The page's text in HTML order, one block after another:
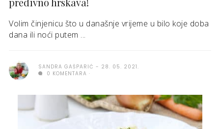
Volim činjenicu što u današnje vrijeme u bilo koje doba
dana ili noći putem ...
SANDRA GAŠPARIĆ
28. 05. 2021.
0 KOMENTARA